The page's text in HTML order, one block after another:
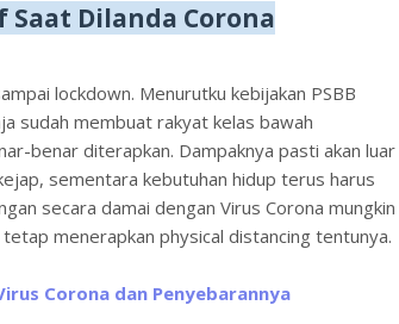
Dilanda Corona
lockdown. Menurutku kebijakan PSBB
sudah membuat rakyat kelas bawah
benar diterapkan. Dampaknya pasti akan luar
sementara kebutuhan hidup terus harus
secara damai dengan Virus Corona mungkin
menerapkan physical distancing tentunya.
Corona dan Penyebarannya